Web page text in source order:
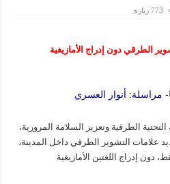
773 زيارة
الطرقي دون إدراج الأمازيغية
مراسلة: أنوار العسري
الطرقية وتعزيز السلامة المرورية،
علامات التشوير الطرقي داخل المدينة،
دون إدراج اللغتين الأمازيغية